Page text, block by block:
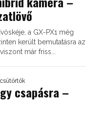
a GX-PX1 még
került bemutatásra az
már friss...
csapásra –